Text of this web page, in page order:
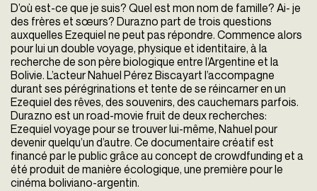
D’où est-ce que je suis? Quel est mon nom de famille? Ai- je
des frères et sœurs? Durazno part de trois questions
auxquelles Ezequiel ne peut pas répondre. Commence alors
pour lui un double voyage, physique et identitaire, à la
recherche de son père biologique entre l’Argentine et la
Bolivie. L’acteur Nahuel Pérez Biscayart l’accompagne
durant ses pérégrinations et tente de se réincarner en un
Ezequiel des rêves, des souvenirs, des cauchemars parfois.
Durazno est un road-movie fruit de deux recherches:
Ezequiel voyage pour se trouver lui-même, Nahuel pour
devenir quelqu’un d’autre. Ce documentaire créatif est
financé par le public grâce au concept de crowdfunding et a
été produit de manière écologique, une première pour le
cinéma boliviano-argentin.